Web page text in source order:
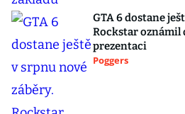
GTA 6 dostane
Rockstar oznámil
prezentaci
Poggers